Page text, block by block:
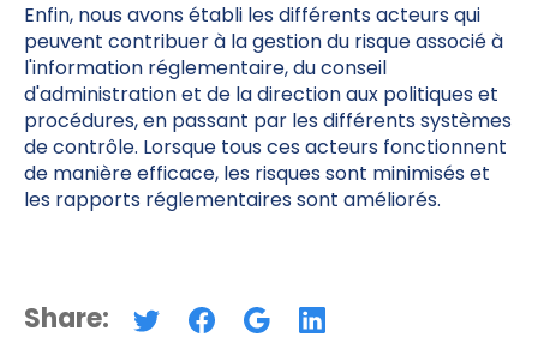
Enfin, nous avons établi les différents acteurs qui
peuvent contribuer à la gestion du risque associé à
l'information réglementaire, du conseil
d'administration et de la direction aux politiques et
procédures, en passant par les différents systèmes
de contrôle. Lorsque tous ces acteurs fonctionnent
de manière efficace, les risques sont minimisés et
les rapports réglementaires sont améliorés.
Share: